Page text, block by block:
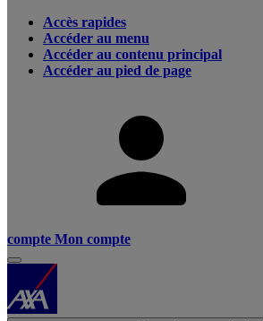
Accès rapides
Accéder au menu
Accéder au contenu principal
Accéder au pied de page
compte Mon compte